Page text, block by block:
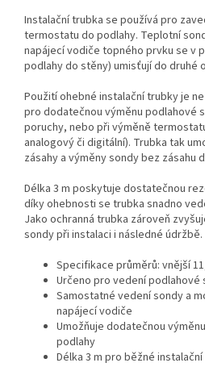
Instalační trubka se používá pro
termostatu do podlahy. Teplotní
napájecí vodiče topného prvku se v
podlahy do stěny) umisťují do druhé
Použití ohebné instalační trubky je
pro dodatečnou výměnu podlahové
poruchy, nebo při výměně
analogový či digitální). Trubka tak
zásahy a výměny sondy bez zásahu
Délka 3 m poskytuje dostatečnou
díky ohebnosti se trubka snadno
Jako ochranná trubka zároveň
sondy při instalaci i následné údržbě.
Specifikace průměrů: vnější
Určeno pro vedení
Samostatné vedení sondy a
napájecí vodiče
Umožňuje dodatečnou
podlahy
Délka 3 m pro běžné